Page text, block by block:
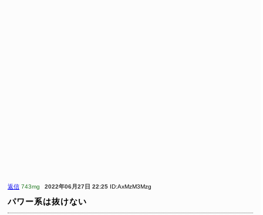
返信 743mg 2022年06月27日 22:25 ID:AxMzM3Mzg
パワー系は抜けない